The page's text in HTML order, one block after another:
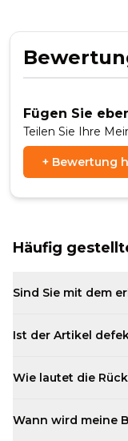
Fügen Sie
Teilen Sie Ihre
+ Bewertung
Häufig
Sind Sie mit dem
Ist der Artikel
Wie lautet die
Wann wird meine